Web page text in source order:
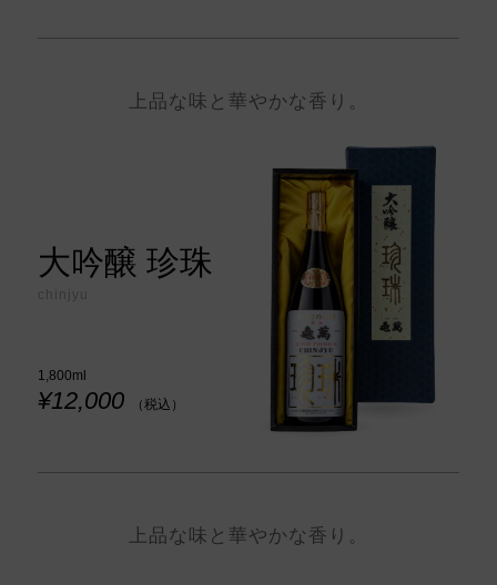
上品な味と華やかな香り。
大吟醸 珍珠
chinjyu
1,800ml
¥12,000 （税込）
上品な味と華やかな香り。